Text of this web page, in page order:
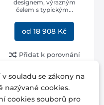
designem, výrazným
čelem s typickým...
od 18 908 Kč
Přidat k porovnání
souladu se zákony na
nazývané cookies.
cookies souborů pro